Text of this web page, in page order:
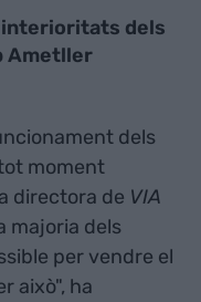
interioritats dels
Ametller
dels
moment
directora de VIA
majoria dels
per vendre el
això", ha